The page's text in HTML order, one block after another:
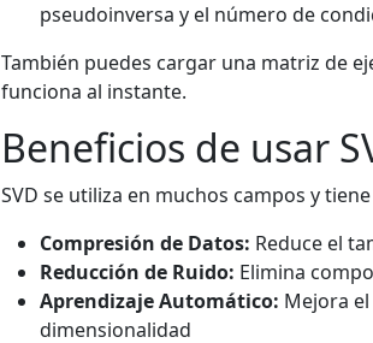
pseudoinversa y el número de
También puedes cargar una matriz de
funciona al instante.
Beneficios de usar
SVD se utiliza en muchos campos y tiene
Compresión de Datos: Reduce el
Reducción de Ruido: Elimina
Aprendizaje Automático: Mejora el
dimensionalidad